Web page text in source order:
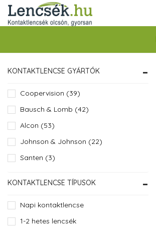
KONTAKTLENCSE GYÁRTÓK
Coopervision (39)
Bausch & Lomb (42)
Alcon (53)
Johnson & Johnson (22)
Santen (3)
KONTAKTLENCSE TÍPUSOK
Napi kontaktlencse
1-2 hetes lencsék